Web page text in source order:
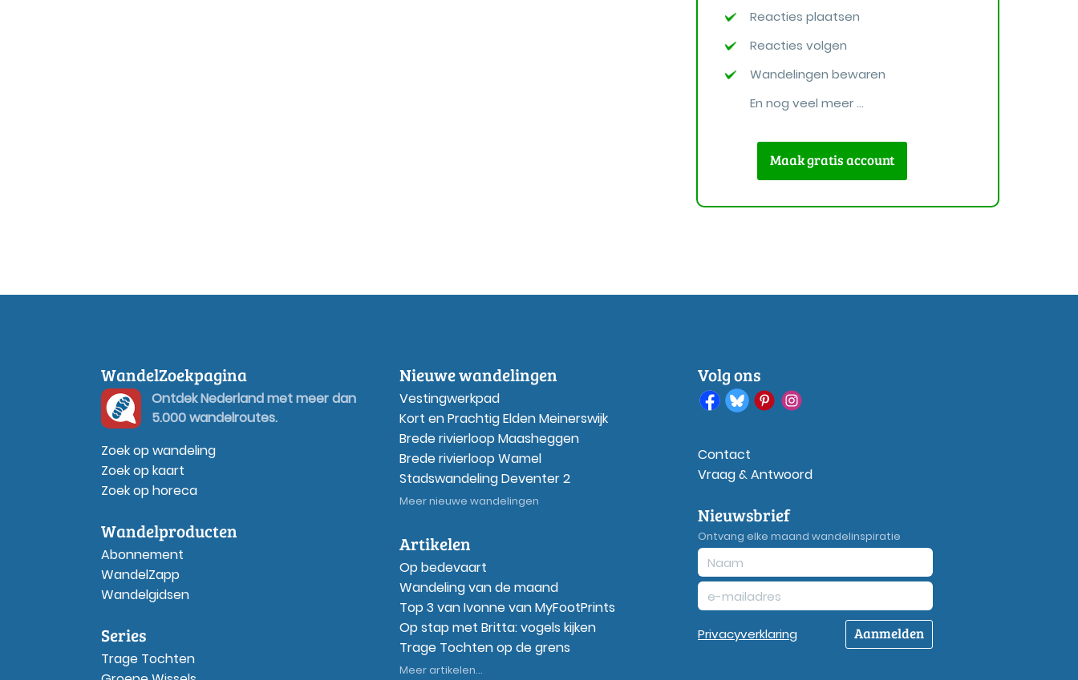
Reacties plaatsen
Reacties volgen
Wandelingen bewaren
En nog veel meer ...
Maak gratis account
WandelZoekpagina
Ontdek Nederland met meer dan
5.000 wandelroutes.
Zoek op wandeling
Zoek op kaart
Zoek op horeca
Wandelproducten
Abonnement
WandelZapp
Wandelgidsen
Series
Trage Tochten
Nieuwe wandelingen
Vestingwerkpad
Kort en Prachtig Elden Meinerswijk
Brede rivierloop Maasheggen
Brede rivierloop Wamel
Stadswandeling Deventer 2
Meer nieuwe wandelingen
Artikelen
Op bedevaart
Wandeling van de maand
Top 3 van Ivonne van MyFootPrints
Op stap met Britta: vogels kijken
Trage Tochten op de grens
Meer artikelen...
Volg ons
Contact
Vraag & Antwoord
Nieuwsbrief
Ontvang elke maand wandelinspiratie
Privacyverklaring Aanmelden